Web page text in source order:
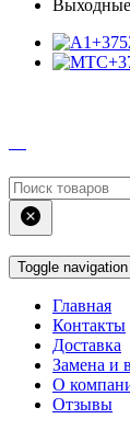
Выходные
Toggle navigation
Главная
Контакты
Доставка
Замена и
О
Отзывы